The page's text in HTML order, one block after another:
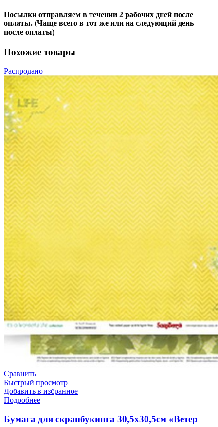
Посылки отправляем в течении 2 рабочих дней после
оплаты. (Чаще всего в тот же или на следующий день
после оплаты)
Похожие товары
Распродано
Сравнить
Быстрый просмотр
Добавить в избранное
Подробнее
Бумага для скрапбукинга 30,5х30,5см «Ветер